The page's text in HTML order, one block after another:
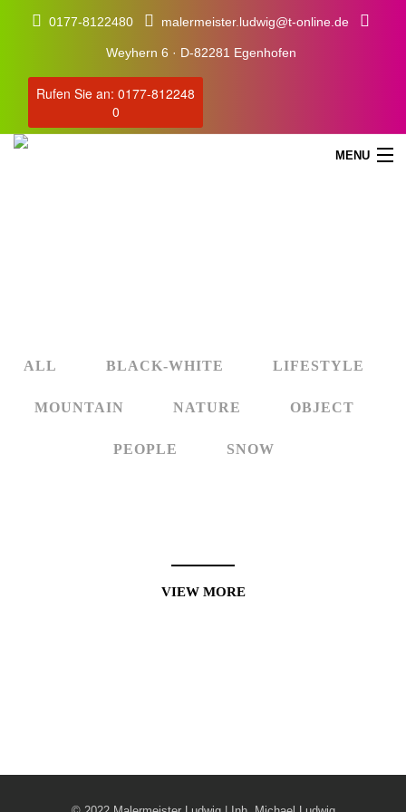
0177-8122480 malermeister.ludwig@t-online.de
Weyhern 6 · D-82281 Egenhofen
Rufen Sie an: 0177-812248
0
MENU
SERVICE
ÜBER UNS
ALL BLACK-WHITE LIFESTYLE
MOUNTAIN NATURE OBJECT
PEOPLE SNOW
VIEW MORE